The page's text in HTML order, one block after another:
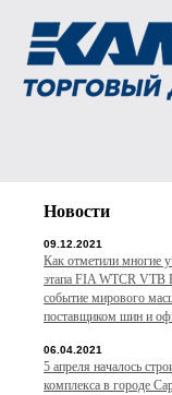
Новости
09.12.2021
Как отметили многие
этапа FIA WTCR VTB
событие мирового
поставщиком шин и
06.04.2021
5 апреля началось
комплекса в городе